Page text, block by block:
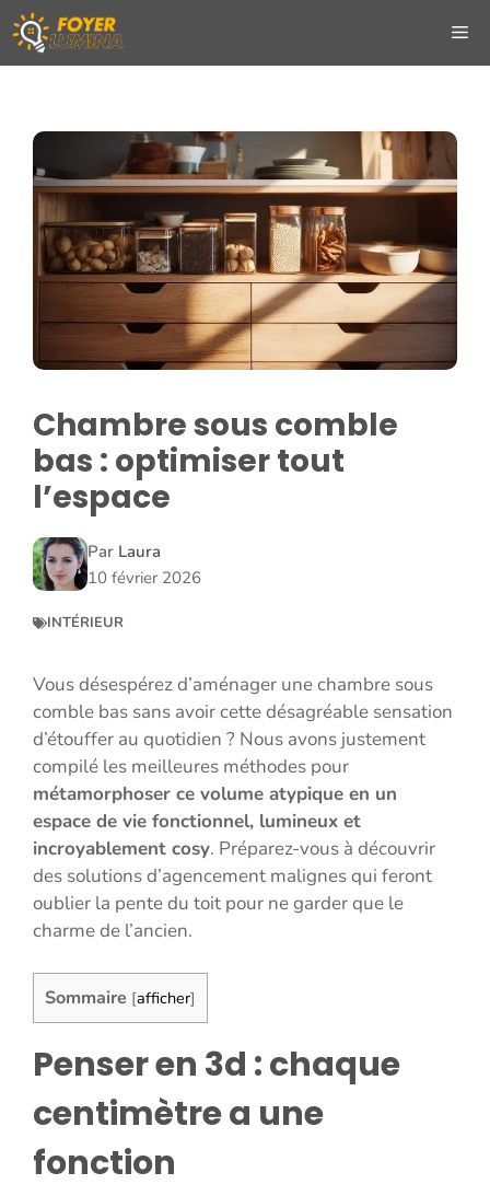
Aller
au
contenu
Chambre sous comble
bas : optimiser tout
l’espace
Par Laura
10 février 2026
INTÉRIEUR
Vous désespérez d’aménager une chambre sous
comble bas sans avoir cette désagréable sensation
d’étouffer au quotidien ? Nous avons justement
compilé les meilleures méthodes pour
métamorphoser ce volume atypique en un
espace de vie fonctionnel, lumineux et
incroyablement cosy. Préparez-vous à découvrir
des solutions d’agencement malignes qui feront
oublier la pente du toit pour ne garder que le
charme de l’ancien.
Sommaire [afficher]
Penser en 3d : chaque
centimètre a une
fonction